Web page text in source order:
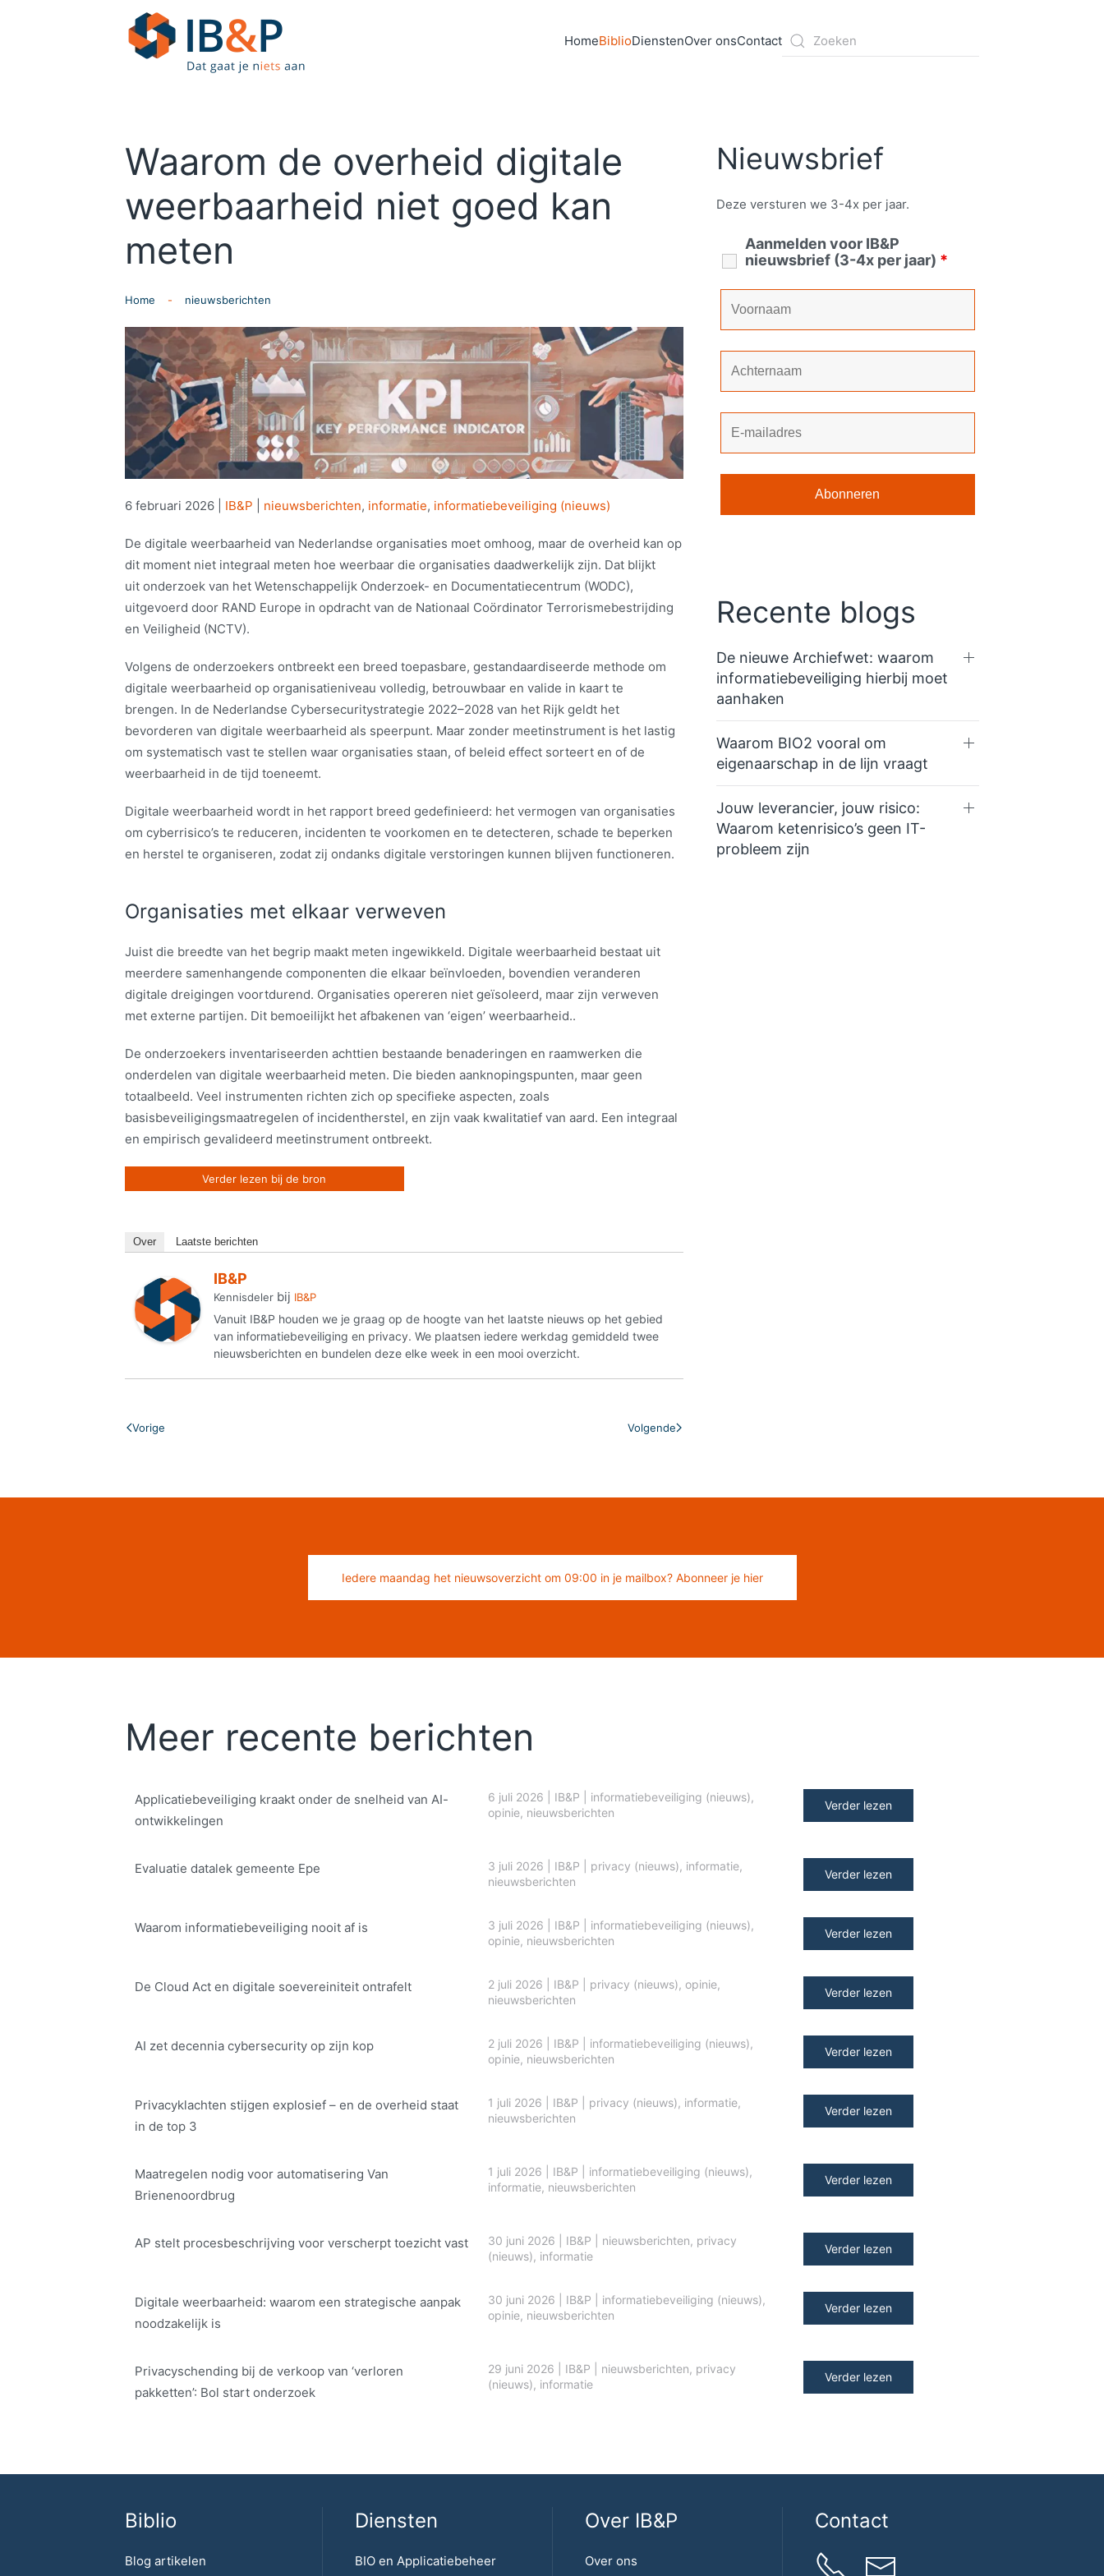
Skip to main content HomeBiblioDienstenOver onsContact
Waarom de overheid digitale
weerbaarheid niet goed kan
meten
Home nieuwsberichten
6 februari 2026 IB&P nieuwsberichten, informatie, informatiebeveiliging (nieuws)
De digitale weerbaarheid van Nederlandse organisaties moet omhoog, maar de overheid kan op
dit moment niet integraal meten hoe weerbaar die organisaties daadwerkelijk zijn. Dat blijkt
uit onderzoek van het Wetenschappelijk Onderzoek- en Documentatiecentrum (WODC),
uitgevoerd door RAND Europe in opdracht van de Nationaal Coördinator Terrorismebestrijding
en Veiligheid (NCTV).
Volgens de onderzoekers ontbreekt een breed toepasbare, gestandaardiseerde methode om
digitale weerbaarheid op organisatieniveau volledig, betrouwbaar en valide in kaart te
brengen. In de Nederlandse Cybersecuritystrategie 2022–2028 van het Rijk geldt het
bevorderen van digitale weerbaarheid als speerpunt. Maar zonder meetinstrument is het lastig
om systematisch vast te stellen waar organisaties staan, of beleid effect sorteert en of de
weerbaarheid in de tijd toeneemt.
Digitale weerbaarheid wordt in het rapport breed gedefinieerd: het vermogen van organisaties
om cyberrisico’s te reduceren, incidenten te voorkomen en te detecteren, schade te beperken
en herstel te organiseren, zodat zij ondanks digitale verstoringen kunnen blijven functioneren.
Organisaties met elkaar verweven
Juist die breedte van het begrip maakt meten ingewikkeld. Digitale weerbaarheid bestaat uit
meerdere samenhangende componenten die elkaar beïnvloeden, bovendien veranderen
digitale dreigingen voortdurend. Organisaties opereren niet geïsoleerd, maar zijn verweven
met externe partijen. Dit bemoeilijkt het afbakenen van ‘eigen’ weerbaarheid..
De onderzoekers inventariseerden achttien bestaande benaderingen en raamwerken die
onderdelen van digitale weerbaarheid meten. Die bieden aanknopingspunten, maar geen
totaalbeeld. Veel instrumenten richten zich op specifieke aspecten, zoals
basisbeveiligingsmaatregelen of incidentherstel, en zijn vaak kwalitatief van aard. Een integraal
en empirisch gevalideerd meetinstrument ontbreekt.
Verder lezen bij de bron
Over Laatste berichten
IB&P
Kennisdeler bij IB&P
Vanuit IB&P houden we je graag op de hoogte van het laatste nieuws op het gebied
van informatiebeveiliging en privacy. We plaatsen iedere werkdag gemiddeld twee
nieuwsberichten en bundelen deze elke week in een mooi overzicht.
Vorige Volgende
Nieuwsbrief
Deze versturen we 3-4x per jaar.
Aanmelden voor IB&P
nieuwsbrief (3-4x per jaar) *
Recente blogs
De nieuwe Archiefwet: waarom
informatiebeveiliging hierbij moet
aanhaken
Waarom BIO2 vooral om
eigenaarschap in de lijn vraagt
Jouw leverancier, jouw risico:
Waarom ketenrisico’s geen IT-
probleem zijn
Iedere maandag het nieuwsoverzicht om 09:00 in je mailbox? Abonneer je hier
Meer recente berichten
Applicatiebeveiliging kraakt onder de snelheid van AI-
ontwikkelingen
6 juli 2026 IB&P informatiebeveiliging (nieuws),
opinie, nieuwsberichten
Verder lezen
Evaluatie datalek gemeente Epe 3 juli 2026 IB&P privacy (nieuws), informatie,
nieuwsberichten
Verder lezen
Waarom informatiebeveiliging nooit af is 3 juli 2026 IB&P informatiebeveiliging (nieuws),
opinie, nieuwsberichten
Verder lezen
De Cloud Act en digitale soe­ve­rei­ni­teit ontrafelt 2 juli 2026 IB&P privacy (nieuws), opinie,
nieuwsberichten
Verder lezen
AI zet decennia cybersecurity op zijn kop 2 juli 2026 IB&P informatiebeveiliging (nieuws),
opinie, nieuwsberichten
Verder lezen
Privacyklachten stijgen explosief – en de overheid staat
in de top 3
1 juli 2026 IB&P privacy (nieuws), informatie,
nieuwsberichten
Verder lezen
Maatregelen nodig voor automatisering Van
Brienenoordbrug
1 juli 2026 IB&P informatiebeveiliging (nieuws),
informatie, nieuwsberichten
Verder lezen
AP stelt procesbeschrijving voor verscherpt toezicht vast 30 juni 2026 IB&P nieuwsberichten, privacy
(nieuws), informatie
Verder lezen
Digitale weerbaarheid: waarom een strategische aanpak
noodzakelijk is
30 juni 2026 IB&P informatiebeveiliging (nieuws),
opinie, nieuwsberichten
Verder lezen
Privacyschending bij de verkoop van ‘verloren
pakketten’: Bol start onderzoek
29 juni 2026 IB&P nieuwsberichten, privacy
(nieuws), informatie
Verder lezen
Biblio
Blog artikelen
Diensten
BIO en Applicatiebeheer
Over IB&P
Over ons
Contact